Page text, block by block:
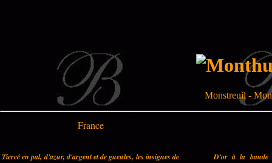
Monstreuil -
France
Tiercé en pal, d'azur, d'argent et de gueules, les insignes de
D'or à la bande